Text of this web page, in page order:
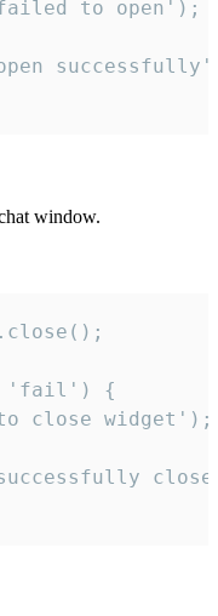
to open');
window.
'fail') {
close widget');